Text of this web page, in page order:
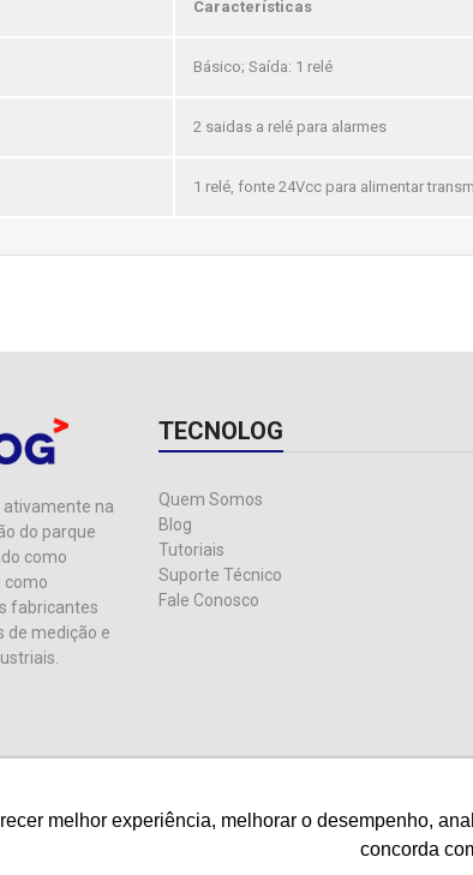
melhor experiência, melhorar o desempenho,
concorda
melhor experiência, melhorar o desempenho,
concorda
Características
Básico; Saída: 1 relé
2 saidas a relé para alarmes
1 relé, fonte 24Vcc para alimentar
ativamente na
do parque
como
como
fabricantes
de medição e
TECNOLOG
Quem Somos
Blog
Tutoriais
Suporte Técnico
Fale Conosco